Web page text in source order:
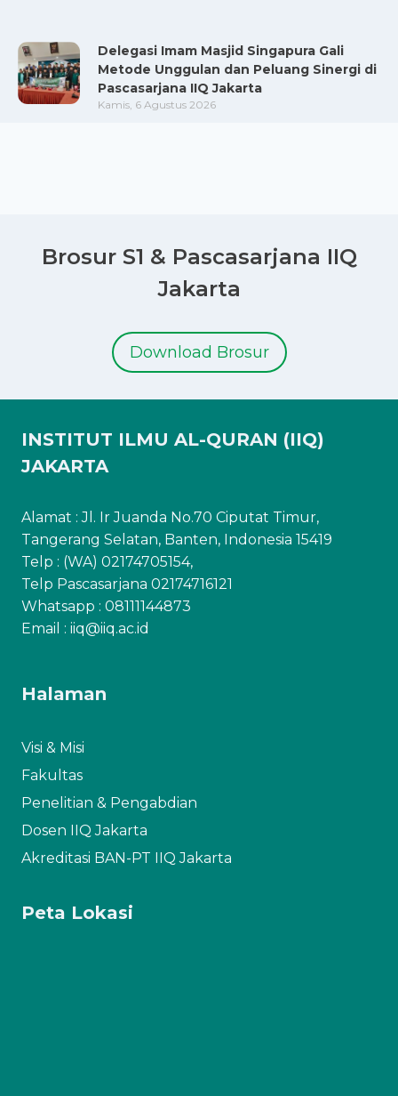
Delegasi Imam Masjid Singapura Gali
Metode Unggulan dan Peluang Sinergi di
Pascasarjana IIQ Jakarta
Kamis, 6 Agustus 2026
Brosur S1 & Pascasarjana IIQ
Jakarta
Download Brosur
INSTITUT ILMU AL-QURAN (IIQ)
JAKARTA
Alamat : Jl. Ir Juanda No.70 Ciputat Timur,
Tangerang Selatan, Banten, Indonesia 15419
Telp : (WA) 02174705154,
Telp Pascasarjana 02174716121
Whatsapp : 08111144873
Email : iiq@iiq.ac.id
Halaman
Visi & Misi
Fakultas
Penelitian & Pengabdian
Dosen IIQ Jakarta
Akreditasi BAN-PT IIQ Jakarta
Peta Lokasi